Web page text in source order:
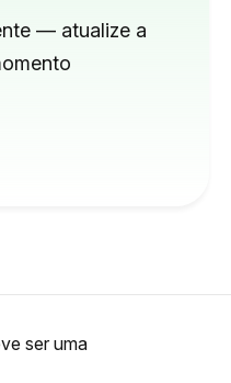
— atualize a
ser uma